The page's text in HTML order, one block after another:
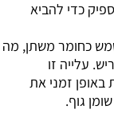
כדי להביא
כחומר משתן, מה
עלייה זו
באופן זמני את
גוף.